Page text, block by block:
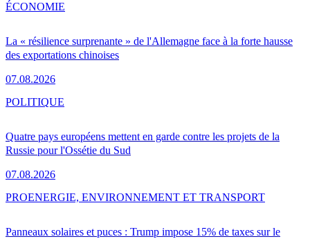
La « résilience surprenante » de l'Allemagne face à la forte hausse
des exportations chinoises
07.08.2026
ÉCONOMIE
Quatre pays européens mettent en garde contre les projets de la
Russie pour l'Ossétie du Sud
07.08.2026
POLITIQUE
Panneaux solaires et puces : Trump impose 15% de taxes sur le
PROENERGIE, ENVIRONNEMENT ET TRANSPORT